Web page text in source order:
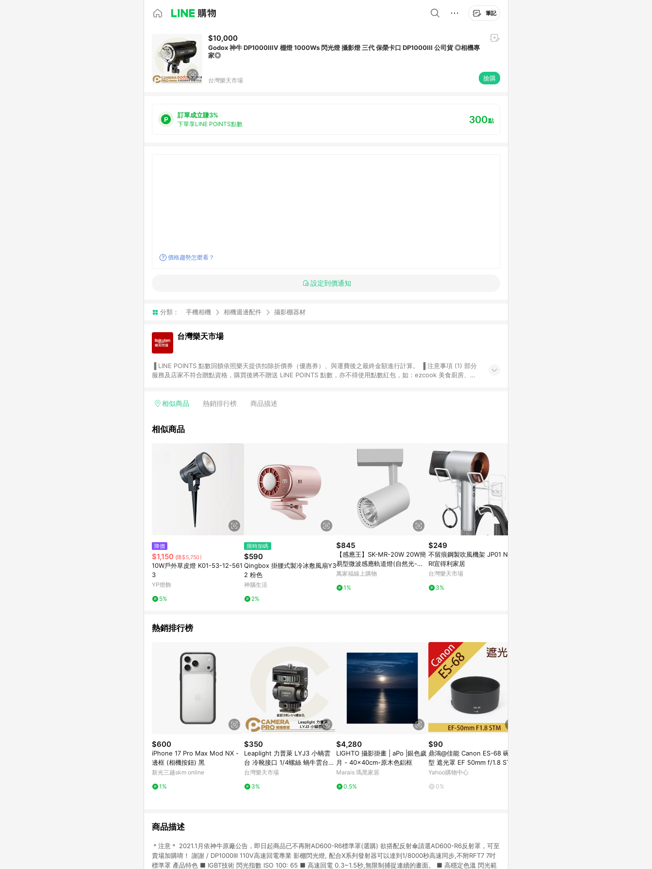
筆記
$10,000
Godox 神牛 DP1000IIIV 棚燈 1000Ws 閃光燈 攝影燈 三代 保榮卡口 DP1000III 公司貨 ◎相機專
家◎
台灣樂天市場 搶購
訂單成立賺3%
下單享LINE POINTS點數 300點
價格趨勢怎麼看？
設定到價通知
分類： 手機相機 相機週邊配件 攝影棚器材
台灣樂天市場
服務及店家不符合贈點資格，購買後將不贈送 LINE POINTS 點數，亦不得使用點數紅包，如：ezcook 美食廚房、樂
享有 LINE POINTS 回饋。 (3) 若購買之訂單（包含預購商品）未符合樂天市場 45 天內完成訂單出貨及結帳，則不符
會有時間差，如顯示之商品規格、顏色、價位、贈品與台灣樂天市場銷售網頁不符，以銷售網頁標示為準。 (6) 導購訂
點數回饋或點數回饋有爭議，台灣樂天市場保有更改條款與法律追訴之權利，活動詳情以樂天市場網站公告為準。
相似商品 熱銷排行榜 商品描述
相似商品
降價
$1,150 (降$5,750)
10W戶外草皮燈 K01-53-12-561
3
YP燈飾
5%
限時加碼
$590
Qingbox 掛腰式製冷冰敷風扇Y3
2 粉色
神腦生活
2%
$845
【感應王】SK-MR-20W 20W簡
易型微波感應軌道燈(自然光-直
筒) 日夜,距離及時間不可調
萬家福線上購物
1%
$249
不留痕鋼製吹風機架 JP01 NITO
RI宜得利家居
台灣樂天市場
3%
熱銷排行榜
$600
iPhone 17 Pro Max Mod NX -
邊框 (相機按鈕) 黑
新光三越skm online
1%
$350
Leaplight 力普萊 LYJ3 小蝸雲
台 冷靴接口 1/4螺絲 蝸牛雲台
監視器支架 鋁合金 [相機專家]
台灣樂天市場
3%
$4,280
LIGHTO 攝影掛畫 | aPo |銀色歲
月 - 40x40cm-原木色鋁框
Marais 瑪黑家居
0.5%
$90
鼎鴻@佳能 Canon ES-68 碗公
型 遮光罩 EF 50mm f/1.8 STM
鏡頭 可反扣
Yahoo購物中心
0%
商品描述
＊注意＊ 2021.1月依神牛原廠公告，即日起商品已不再附AD600-R6標準罩(選購) 欲搭配反射傘請選AD600-R6反射罩，可至
賣場加購唷！ 謝謝 / DP1000III 110V高速回電專業 影棚閃光燈, 配合X系列發射器可以達到1/8000秒高速同步,不附RFT7 7吋
標準罩 產品特色 ■ IGBT技術 閃光指數 ISO 100: 65 ■ 高速回電 0.3~1.5秒,無限制捕捉連續的畫面。 ■ 高穩定色溫 閃光範